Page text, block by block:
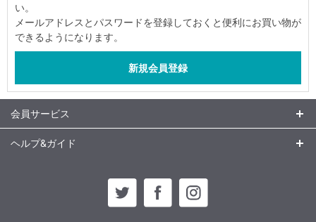
い。
メールアドレスとパスワードを登録しておくと便利にお買い物が
できるようになります。
会員サービス
ヘルプ&ガイド